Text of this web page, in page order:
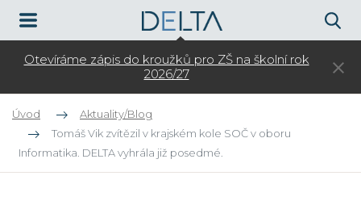
Otevíráme zápis do kroužků pro ZŠ na školní rok
2026/27
Úvod
Aktuality/Blog
Tomáš Vik zvítězil v krajském kole SOČ v oboru
Informatika. DELTA vyhrála již posedmé.